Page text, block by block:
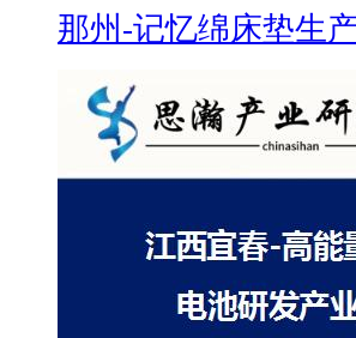
那州-记忆绵床垫生